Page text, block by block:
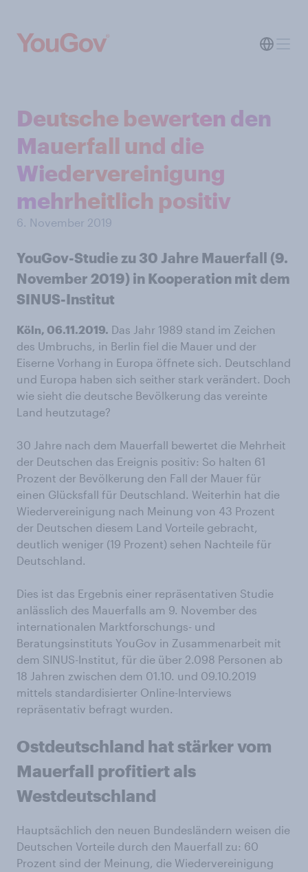
Deutsche bewerten den
Mauerfall und die
Wiedervereinigung
mehrheitlich positiv
6. November 2019
YouGov-Studie zu 30 Jahre Mauerfall (9.
November 2019) in Kooperation mit dem
SINUS-Institut
Köln, 06.11.2019. Das Jahr 1989 stand im Zeichen
des Umbruchs, in Berlin fiel die Mauer und der
Eiserne Vorhang in Europa öffnete sich. Deutschland
und Europa haben sich seither stark verändert. Doch
wie sieht die deutsche Bevölkerung das vereinte
Land heutzutage?
30 Jahre nach dem Mauerfall bewertet die Mehrheit
der Deutschen das Ereignis positiv: So halten 61
Prozent der Bevölkerung den Fall der Mauer für
einen Glücksfall für Deutschland. Weiterhin hat die
Wiedervereinigung nach Meinung von 43 Prozent
der Deutschen diesem Land Vorteile gebracht,
deutlich weniger (19 Prozent) sehen Nachteile für
Deutschland.
Dies ist das Ergebnis einer repräsentativen Studie
anlässlich des Mauerfalls am 9. November des
internationalen Marktforschungs- und
Beratungsinstituts YouGov in Zusammenarbeit mit
dem SINUS-Institut, für die über 2.098 Personen ab
18 Jahren zwischen dem 01.10. und 09.10.2019
mittels standardisierter Online-Interviews
repräsentativ befragt wurden.
Ostdeutschland hat stärker vom
Mauerfall profitiert als
Westdeutschland
Hauptsächlich den neuen Bundesländern weisen die
Deutschen Vorteile durch den Mauerfall zu: 60
Prozent sind der Meinung, die Wiedervereinigung